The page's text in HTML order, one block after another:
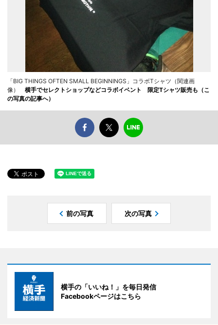
「BIG THINGS OFTEN SMALL BEGINNINGS」コラボTシャツ（関連画
像） 横手でセレクトショップなどコラボイベント 限定Tシャツ販売も（こ
の写真の記事へ）
前の写真 次の写真
横手の「いいね！」を毎日発信
Facebookページはこちら